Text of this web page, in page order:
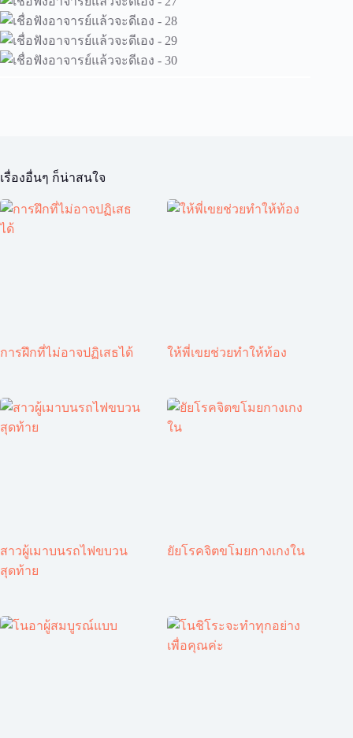
เรื่องอื่นๆ ก็น่าสนใจ
การฝึกที่ไม่อาจปฏิเสธได้ ให้พี่เขยช่วยทำให้ท้อง
สาวผู้เมาบนรถไฟขบวน
สุดท้าย
ยัยโรคจิตขโมยกางเกงใน